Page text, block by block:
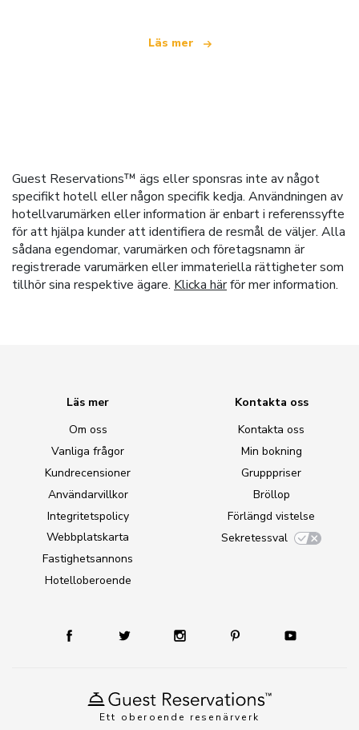
Läs mer
Guest Reservations™ ägs eller sponsras inte av något
specifikt hotell eller någon specifik kedja. Användningen av
hotellvarumärken eller information är enbart i referenssyfte
för att hjälpa kunder att identifiera de resmål de väljer. Alla
sådana egendomar, varumärken och företagsnamn är
registrerade varumärken eller immateriella rättigheter som
tillhör sina respektive ägare. Klicka härför mer information.
Ett oberoende resenärverk
Läs mer
Om oss
Vanliga frågor
Kundrecensioner
Användarvillkor
Integritetspolicy
Webbplatskarta
Fastighetsannons
Hotelloberoende
Kontakta oss
Kontakta oss
Min bokning
Grupppriser
Bröllop
Förlängd vistelse
Sekretessval